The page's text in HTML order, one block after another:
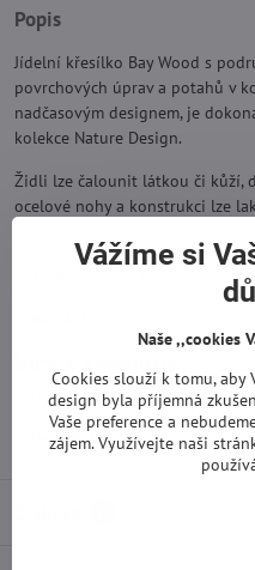
Popis
Jídelní křesílko Bay Wood s
povrchových úprav a potahů v
nadčasovým designem, je
kolekce Nature Design.
Židli lze čalounit látkou či kůží,
ocelové nohy a konstrukci lze
Nábytek Jídelní
NATURE DESIGN
Vážíme si
Naše ,,cookies
Cookies slouží k tomu, aby
design byla příjemná
Vaše preference a
zájem. Využívejte naši